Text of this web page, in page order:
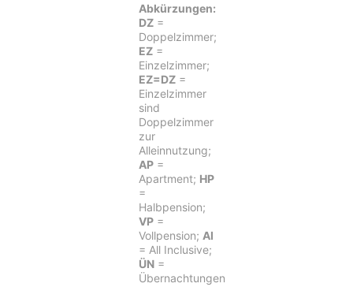
Abkürzungen:
DZ=
Doppelzimmer;
EZ=
Einzelzimmer;
EZ=DZ=
Einzelzimmer
sind
Doppelzimmer
zur
Alleinnutzung;
AP=
Apartment; HP
=
Halbpension;
VP=
Vollpension; AI
= All Inclusive;
ÜN=
Übernachtungen